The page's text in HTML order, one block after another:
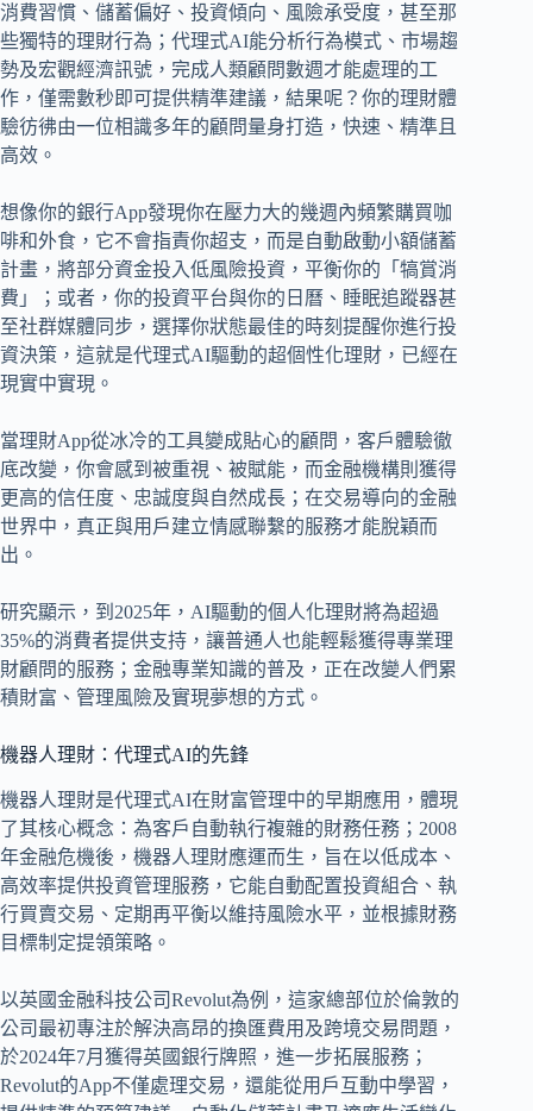
消費習慣、儲蓄偏好、投資傾向、風險承受度，甚至那
些獨特的理財行為；代理式AI能分析行為模式、市場趨
勢及宏觀經濟訊號，完成人類顧問數週才能處理的工
作，僅需數秒即可提供精準建議，結果呢？你的理財體
驗彷彿由一位相識多年的顧問量身打造，快速、精準且
高效。
想像你的銀行App發現你在壓力大的幾週內頻繁購買咖
啡和外食，它不會指責你超支，而是自動啟動小額儲蓄
計畫，將部分資金投入低風險投資，平衡你的「犒賞消
費」；或者，你的投資平台與你的日曆、睡眠追蹤器甚
至社群媒體同步，選擇你狀態最佳的時刻提醒你進行投
資決策，這就是代理式AI驅動的超個性化理財，已經在
現實中實現。
當理財App從冰冷的工具變成貼心的顧問，客戶體驗徹
底改變，你會感到被重視、被賦能，而金融機構則獲得
更高的信任度、忠誠度與自然成長；在交易導向的金融
世界中，真正與用戶建立情感聯繫的服務才能脫穎而
出。
研究顯示，到2025年，AI驅動的個人化理財將為超過
35%的消費者提供支持，讓普通人也能輕鬆獲得專業理
財顧問的服務；金融專業知識的普及，正在改變人們累
積財富、管理風險及實現夢想的方式。
機器人理財：代理式AI的先鋒
機器人理財是代理式AI在財富管理中的早期應用，體現
了其核心概念：為客戶自動執行複雜的財務任務；2008
年金融危機後，機器人理財應運而生，旨在以低成本、
高效率提供投資管理服務，它能自動配置投資組合、執
行買賣交易、定期再平衡以維持風險水平，並根據財務
目標制定提領策略。
以英國金融科技公司Revolut為例，這家總部位於倫敦的
公司最初專注於解決高昂的換匯費用及跨境交易問題，
於2024年7月獲得英國銀行牌照，進一步拓展服務；
Revolut的App不僅處理交易，還能從用戶互動中學習，